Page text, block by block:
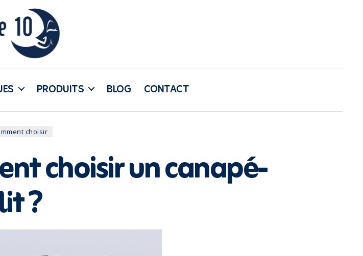
PRODUITS BLOG CONTACT
choisir
choisir un canapé-
lit ?